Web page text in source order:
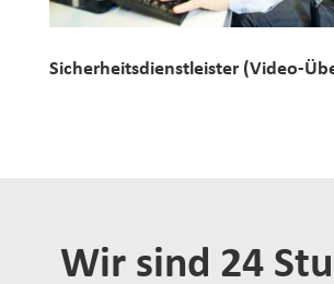
Sicherheitsdienstleister (Video-
Wir sind 24